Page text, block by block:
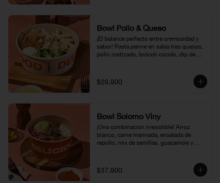
Bowl Pollo & Queso
¡El balance perfecto entre cremosidad y
sabor! Pasta penne en salsa tres quesos,
pollo rostizado, brócoli cocido, dip de
sabroso y hecho para disfrutar sin culpa.
$29.900
Bowl Solomo Viny
¡Una combinación irresistible! Arroz
blanco, carne marinada, ensalada de
repollo, mix de semillas, guacamole y
balance perfecto entre lo fresco y lo
sustancioso.
$37.900